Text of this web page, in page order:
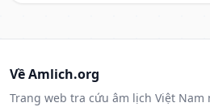
Về Amlich.org
Trang web tra cứu âm lịch Việt